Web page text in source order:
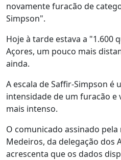
novamente furacão de
Simpson".
Hoje à tarde estava a "1.600
Açores, um pouco mais
ainda.
A escala de Saffir-Simpson é
intensidade de um furacão e
mais intenso.
O comunicado assinado
Medeiros, da delegação dos
acrescenta que os dados